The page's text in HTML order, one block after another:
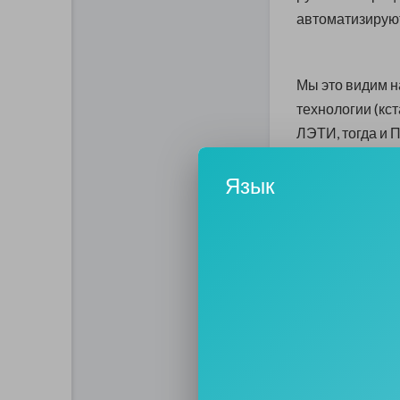
Мы это видим
технологии
ЛЭТИ, тогда и
Серьезные
занимаются
продьюсинг,
Язык